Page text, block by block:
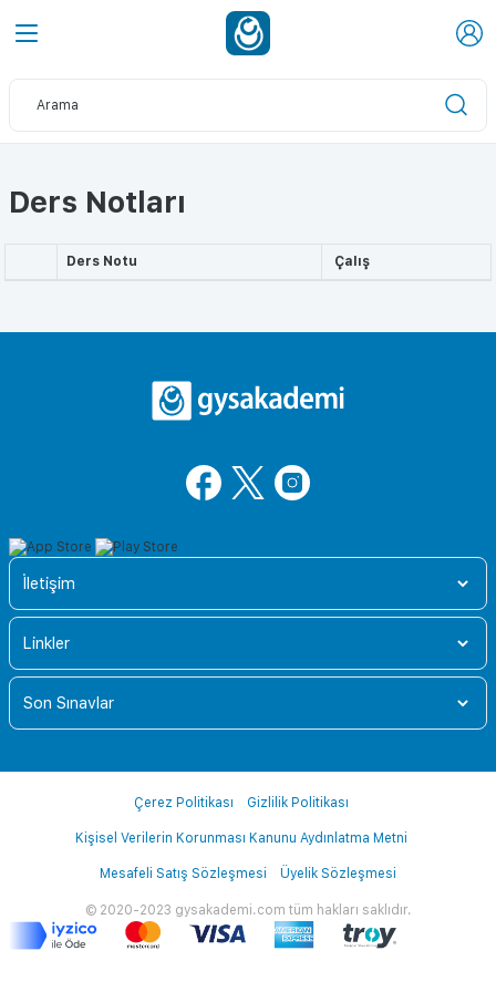
Ders Notları
Ders Notu Çalış
İletişim
Linkler
Son Sınavlar
© 2020-2023 gysakademi.com tüm hakları saklıdır.
Çerez Politikası Gizlilik Politikası
Kişisel Verilerin Korunması Kanunu Aydınlatma Metni
Mesafeli Satış Sözleşmesi Üyelik Sözleşmesi